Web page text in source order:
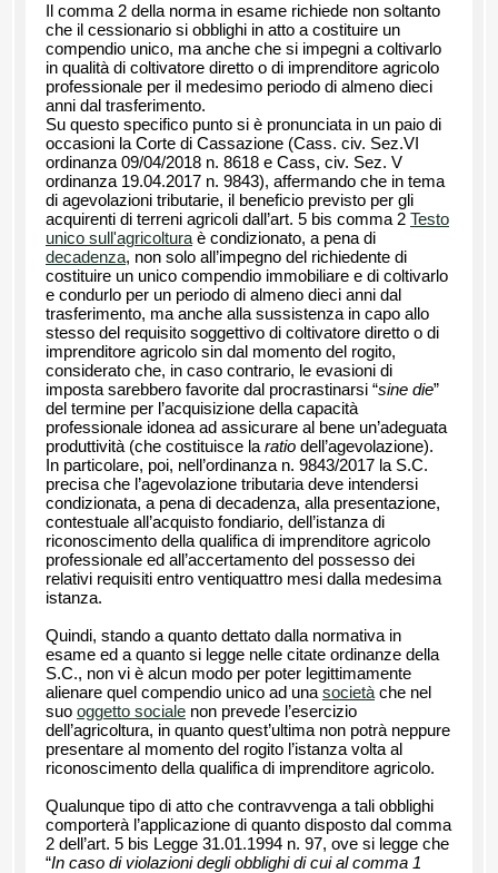
Il comma 2 della norma in esame richiede non soltanto
che il cessionario si obblighi in atto a costituire un
compendio unico, ma anche che si impegni a coltivarlo
in qualità di coltivatore diretto o di imprenditore agricolo
professionale per il medesimo periodo di almeno dieci
anni dal trasferimento.
Su questo specifico punto si è pronunciata in un paio di
occasioni la Corte di Cassazione (Cass. civ. Sez.VI
ordinanza 09/04/2018 n. 8618 e Cass, civ. Sez. V
ordinanza 19.04.2017 n. 9843), affermando che in tema
di agevolazioni tributarie, il beneficio previsto per gli
acquirenti di terreni agricoli dall’art. 5 bis comma 2 Testo
unico sull'agricoltura è condizionato, a pena di
decadenza, non solo all’impegno del richiedente di
costituire un unico compendio immobiliare e di coltivarlo
e condurlo per un periodo di almeno dieci anni dal
trasferimento, ma anche alla sussistenza in capo allo
stesso del requisito soggettivo di coltivatore diretto o di
imprenditore agricolo sin dal momento del rogito,
considerato che, in caso contrario, le evasioni di
imposta sarebbero favorite dal procrastinarsi “sine die”
del termine per l’acquisizione della capacità
professionale idonea ad assicurare al bene un’adeguata
produttività (che costituisce la ratio dell’agevolazione).
In particolare, poi, nell’ordinanza n. 9843/2017 la S.C.
precisa che l’agevolazione tributaria deve intendersi
condizionata, a pena di decadenza, alla presentazione,
contestuale all’acquisto fondiario, dell’istanza di
riconoscimento della qualifica di imprenditore agricolo
professionale ed all’accertamento del possesso dei
relativi requisiti entro ventiquattro mesi dalla medesima
istanza.
Quindi, stando a quanto dettato dalla normativa in
esame ed a quanto si legge nelle citate ordinanze della
S.C., non vi è alcun modo per poter legittimamente
alienare quel compendio unico ad una società che nel
suo oggetto sociale non prevede l’esercizio
dell’agricoltura, in quanto quest’ultima non potrà neppure
presentare al momento del rogito l’istanza volta al
riconoscimento della qualifica di imprenditore agricolo.
Qualunque tipo di atto che contravvenga a tali obblighi
comporterà l’applicazione di quanto disposto dal comma
2 dell’art. 5 bis Legge 31.01.1994 n. 97, ove si legge che
“In caso di violazioni degli obblighi di cui al comma 1